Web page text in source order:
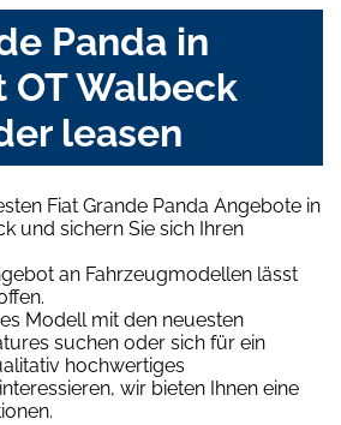
Panda in
Walbeck
leasen
Fiat Grande Panda Angebote in
und sichern Sie sich Ihren
an Fahrzeugmodellen lässt
Modell mit den neuesten
suchen oder sich für ein
hochwertiges
wir bieten Ihnen eine